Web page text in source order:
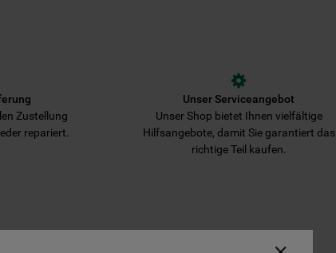
Zustellung
repariert.
Unser Serviceangebot
Unser Shop bietet Ihnen vielfältige
Hilfsangebote, damit Sie garantiert das
richtige Teil kaufen.